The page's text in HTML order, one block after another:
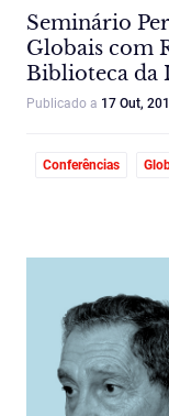
Seminário
Globais com
Biblioteca da
Publicado a 17 Out,
Conferências